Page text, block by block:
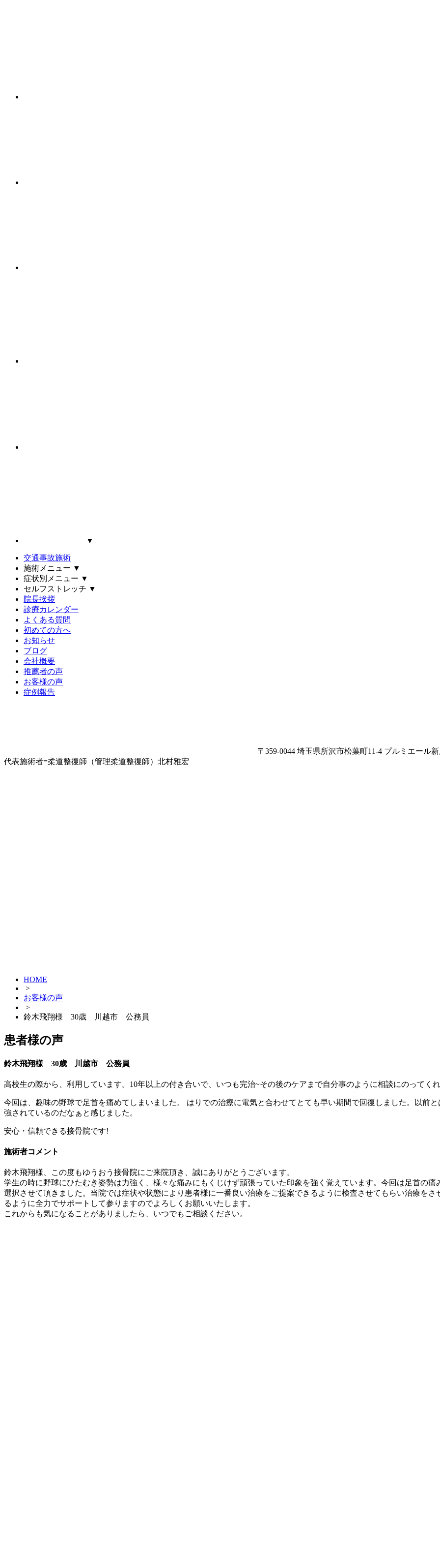
▼
交通事故施術
施術メニュー ▼
症状別メニュー ▼
セルフストレッチ ▼
院長挨拶
診療カレンダー
よくある質問
初めての方へ
お知らせ
ブログ
会社概要
推薦者の声
お客様の声
症例報告
〒359-0044 埼玉県所沢市松葉町11-4 プルミエール
代表施術者=柔道整復師（管理柔道整復師）北村雅宏
HOME
>
お客様の声
>
鈴木飛翔様 30歳 川越市 公務員
患者様の声
鈴木飛翔様 30歳 川越市 公務員
高校生の際から、利用しています。10年以上の付き合いで、いつも完治~その後のケアまで自分事のように相談にのってく
今回は、趣味の野球で足首を痛めてしまいました。 はりでの治療に電気と合わせてとても早い期間で回復しました。以前
強されているのだなぁと感じました。
安心・信頼できる接骨院です!
施術者コメント
鈴木飛翔様、この度もゆうおう接骨院にご来院頂き、誠にありがとうございます。
学生の時に野球にひたむき姿勢は力強く、様々な痛みにもくじけず頑張っていた印象を強く覚えています。今回は足首の
選択させて頂きました。当院では症状や状態により患者様に一番良い治療をご提案できるように検査させてもらい治療を
るように全力でサポートして参りますのでよろしくお願いいたします。
これからも気になることがありましたら、いつでもご相談ください。